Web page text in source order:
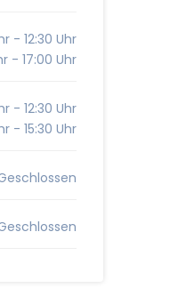
- 12:30 Uhr
- 17:00 Uhr
- 12:30 Uhr
- 15:30 Uhr